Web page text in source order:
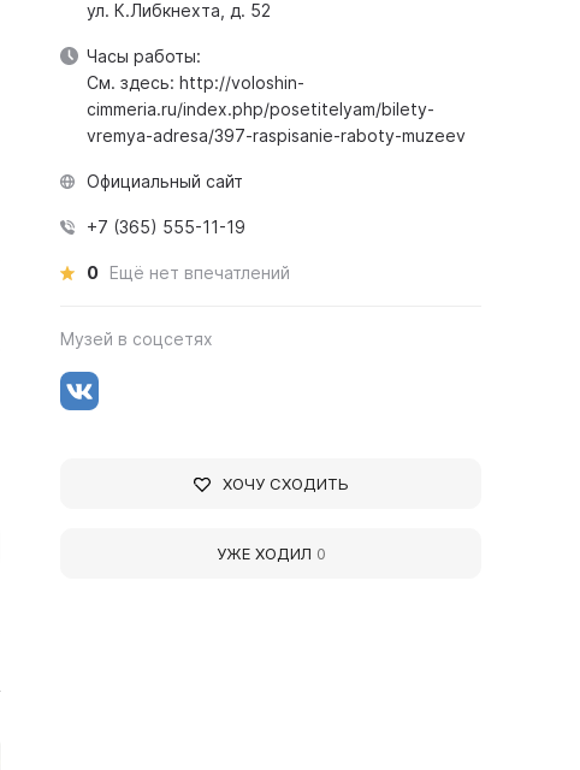
ул. К.Либкнехта, д. 52
Часы работы:
См. здесь: http://voloshin-
cimmeria.ru/index.php/posetitelyam/bilety-
vremya-adresa/397-raspisanie-raboty-muzeev
Официальный сайт
+7 (365) 555-11-19
0 Ещё нет впечатлений
Музей в соцсетях
ХОЧУ СХОДИТЬ
УЖЕ ХОДИЛ 0